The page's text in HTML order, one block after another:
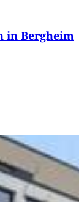
in Bergheim